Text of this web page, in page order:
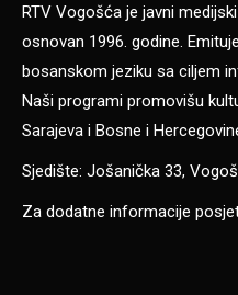
RTV Vogošća je javni
osnovan 1996. godine.
bosanskom jeziku sa ciljem
Naši programi promovišu
Sarajeva i Bosne i
Sjedište: Jošanička 33,
Za dodatne informacije